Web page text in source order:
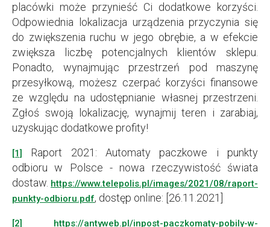
placówki może przynieść Ci dodatkowe korzyści.
Odpowiednia lokalizacja urządzenia przyczynia się
do zwiększenia ruchu w jego obrębie, a w efekcie
zwiększa liczbę potencjalnych klientów sklepu.
Ponadto, wynajmując przestrzeń pod maszynę
przesyłkową, możesz czerpać korzyści finansowe
ze względu na udostępnianie własnej przestrzeni.
Zgłoś swoją lokalizację, wynajmij teren i zarabiaj,
uzyskując dodatkowe profity!
[1]
Raport 2021: Automaty paczkowe i punkty
odbioru w Polsce - nowa rzeczywistość świata
dostaw. https://www.telepolis.pl/images/2021/08/raport-
punkty-odbioru.pdf, dostęp online: [26.11.2021]
[2] https://antyweb.pl/inpost-paczkomaty-pobily-w-